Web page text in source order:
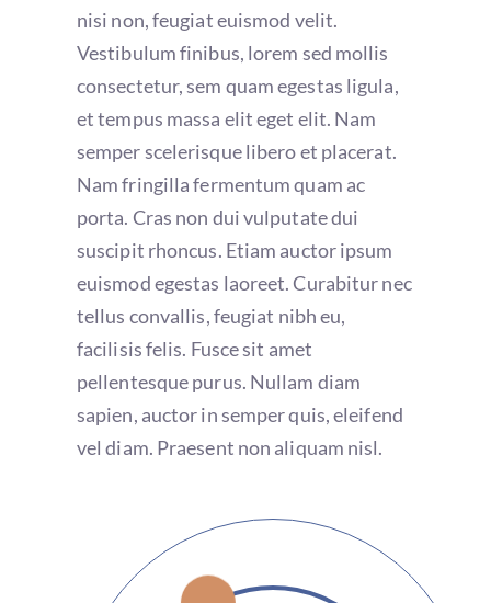
nisi non, feugiat euismod velit.
Vestibulum finibus, lorem sed mollis
consectetur, sem quam egestas ligula,
et tempus massa elit eget elit. Nam
semper scelerisque libero et placerat.
Nam fringilla fermentum quam ac
porta. Cras non dui vulputate dui
suscipit rhoncus. Etiam auctor ipsum
euismod egestas laoreet. Curabitur nec
tellus convallis, feugiat nibh eu,
facilisis felis. Fusce sit amet
pellentesque purus. Nullam diam
sapien, auctor in semper quis, eleifend
vel diam. Praesent non aliquam nisl.